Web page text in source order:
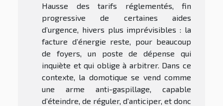
Hausse des tarifs réglementés, fin
progressive de certaines aides
d’urgence, hivers plus imprévisibles : la
facture d’énergie reste, pour beaucoup
de foyers, un poste de dépense qui
inquiète et qui oblige à arbitrer. Dans ce
contexte, la domotique se vend comme
une arme anti-gaspillage, capable
d’éteindre, de réguler, d’anticiper, et donc